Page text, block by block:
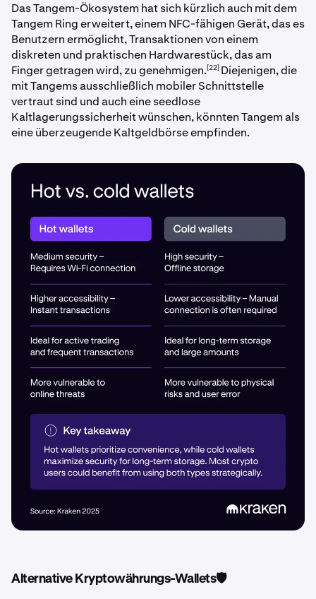
Das Tangem-Ökosystem hat sich kürzlich auch mit dem
Tangem Ring erweitert, einem NFC-fähigen Gerät, das es
Benutzern ermöglicht, Transaktionen von einem
diskreten und praktischen Hardwarestück, das am
Finger getragen wird, zu genehmigen. [22] Diejenigen, die
mit Tangems ausschließlich mobiler Schnittstelle
vertraut sind und auch eine seedlose
Kaltlagerungssicherheit wünschen, könnten Tangem als
eine überzeugende Kaltgeldbörse empfinden.
Alternative Kryptowährungs-Wallets🛡️